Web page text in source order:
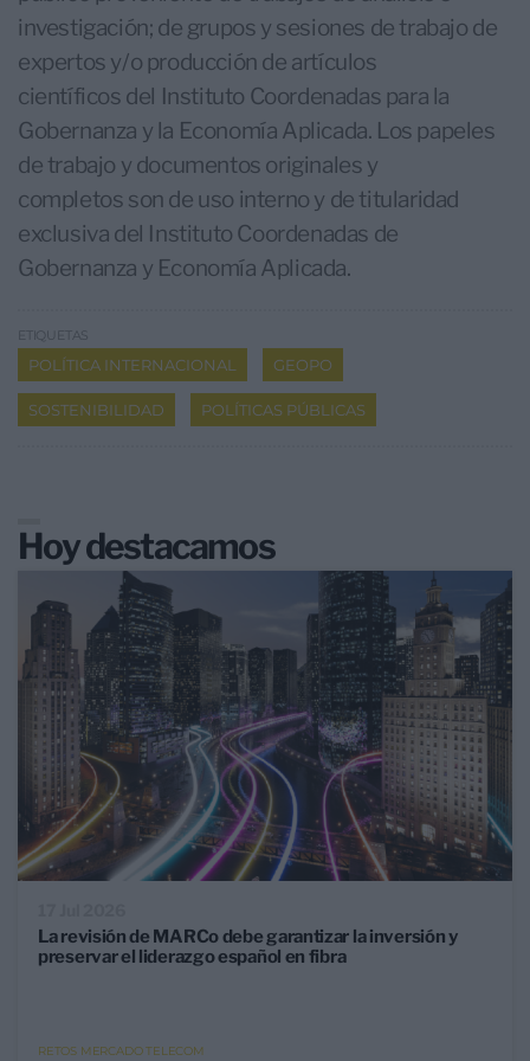
investigación; de grupos y sesiones de trabajo de
expertos y/o producción de artículos
científicos del Instituto Coordenadas para la
Gobernanza y la Economía Aplicada. Los papeles
de trabajo y documentos originales y
completos son de uso interno y de titularidad
exclusiva del Instituto Coordenadas de
Gobernanza y Economía Aplicada.
POLÍTICA INTERNACIONAL GEOPO
SOSTENIBILIDAD POLÍTICAS PÚBLICAS
Hoy destacamos
La revisión de MARCo debe garantizar la inversión y
preservar el liderazgo español en fibra
RETOS MERCADO TELECOM